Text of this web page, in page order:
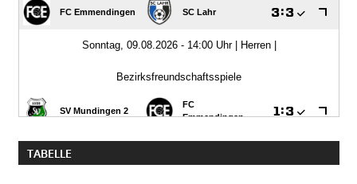
TABELLE